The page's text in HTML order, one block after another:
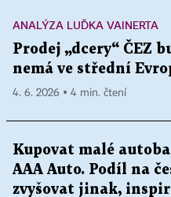
ANALÝZA LUĎKA VAINERTA
Prodej „dcery“ ČEZ
nemá ve střední
4. 6. 2026 ▪ 4 min. čtení
Kupovat malé
AAA Auto. Podíl na
zvyšovat jinak,